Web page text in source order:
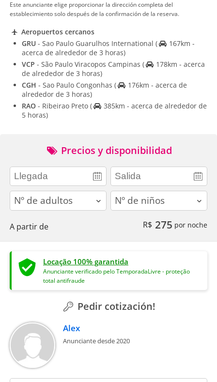
Este anunciante elige proporcionar la dirección completa del
establecimiento solo después de la confirmación de la reserva.
Aeropuertos cercanos
GRU - Sao Paulo Guarulhos International (
167km -
acerca de alrededor de 3 horas)
VCP - São Paulo Viracopos Campinas (
178km - acerca
de alrededor de 3 horas)
CGH - Sao Paulo Congonhas (
176km - acerca de
alrededor de 3 horas)
RAO - Ribeirao Preto (
385km - acerca de alrededor de
5 horas)
Precios y disponibilidad
adults children
A partir de R$ 275 por noche
Locação 100% garantida
Anunciante verificado pelo TemporadaLivre - proteção
total antifraude
Pedir cotización!
Alex
Anunciante desde 2020